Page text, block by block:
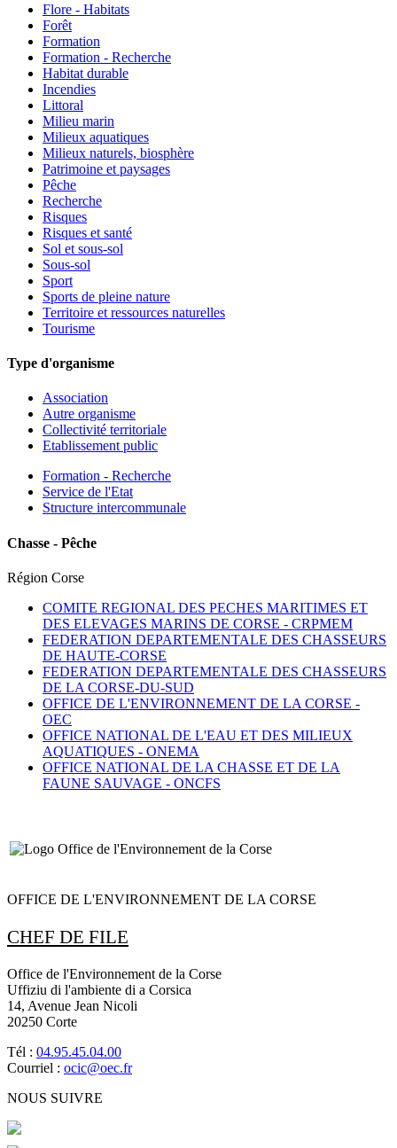
Flore - Habitats
Forêt
Formation
Formation - Recherche
Habitat durable
Incendies
Littoral
Milieu marin
Milieux aquatiques
Milieux naturels, biosphère
Patrimoine et paysages
Pêche
Recherche
Risques
Risques et santé
Sol et sous-sol
Sous-sol
Sport
Sports de pleine nature
Territoire et ressources naturelles
Tourisme
Type d'organisme
Association
Autre organisme
Collectivité territoriale
Etablissement public
Formation - Recherche
Service de l'Etat
Structure intercommunale
Chasse - Pêche
Région Corse
COMITE REGIONAL DES PECHES MARITIMES ET
DES ELEVAGES MARINS DE CORSE - CRPMEM
FEDERATION DEPARTEMENTALE DES CHASSEURS
DE HAUTE-CORSE
FEDERATION DEPARTEMENTALE DES CHASSEURS
DE LA CORSE-DU-SUD
OFFICE DE L'ENVIRONNEMENT DE LA CORSE -
OEC
OFFICE NATIONAL DE L'EAU ET DES MILIEUX
AQUATIQUES - ONEMA
OFFICE NATIONAL DE LA CHASSE ET DE LA
FAUNE SAUVAGE - ONCFS
OFFICE DE L'ENVIRONNEMENT DE LA CORSE
CHEF DE FILE
Office de l'Environnement de la Corse
Uffiziu di l'ambiente di a Corsica
14, Avenue Jean Nicoli
20250 Corte
Tél : 04.95.45.04.00
Courriel : ocic@oec.fr
NOUS SUIVRE